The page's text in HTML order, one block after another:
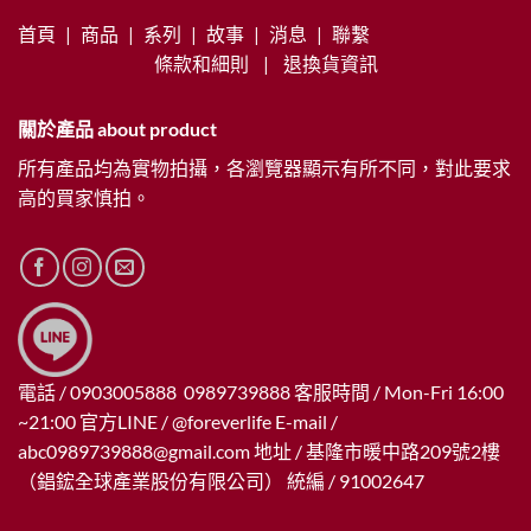
首頁 | 商品 | 系列 | 故事 | 消息 | 聯繫
條款和細則
| 退換貨資訊
關於產品 about product
所有產品均為實物拍攝，各瀏覽器顯示有所不同，對此要求
高的買家慎拍。
電話 / 0903005888 0989739888 客服時間 / Mon-Fri 16:00
~21:00 官方LINE / @foreverlife E-mail /
abc0989739888@gmail.com地址 / 基隆市暖中路209號2樓
（錩鋐全球產業股份有限公司） 統編 / 91002647